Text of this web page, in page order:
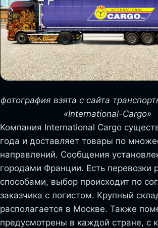
фотография взята с сайта
«International-Cargo»
Компания International Cargo
года и доставляет товары по
направлений. Сообщения
городами Франции. Есть перевозки
способами, выбор происходит по
заказчика с логистом. Крупный
располагается в Москве. Также
предусмотрены в каждой стране, с